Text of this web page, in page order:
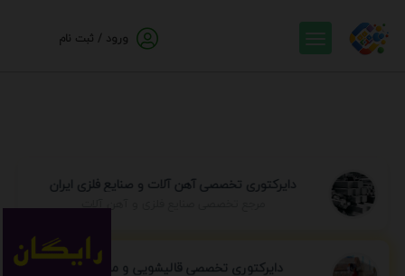
ورود / ثبت نام
دایرکتوری تخصصی آهن آلات و صنایع فلزی ایران
مرجع تخصصی صنایع فلزی و آهن آلات
دایرکتوری تخصصی قالیشویی و مبل شویی